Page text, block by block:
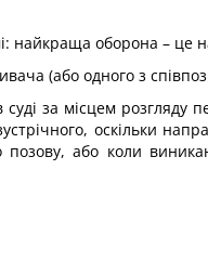
найкраща оборона – це
(або одного з
за місцем розгляду
оскільки
позову, або коли